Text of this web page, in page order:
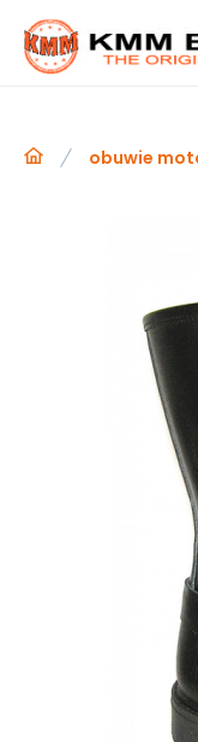
obuwie